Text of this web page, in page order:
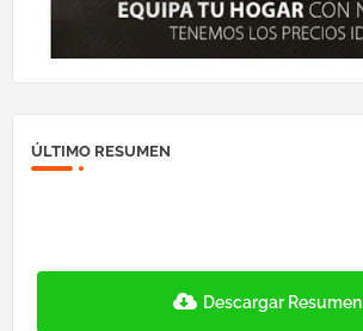
ÚLTIMO RESUMEN
Descargar Resumen